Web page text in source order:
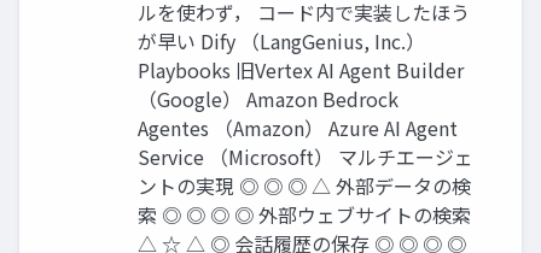
ルを使わず， コード内で実装したほう
が早い Dify （LangGenius, Inc.）
Playbooks 旧Vertex AI Agent Builder
（Google） Amazon Bedrock
Agentes （Amazon） Azure AI Agent
Service （Microsoft） マルチエージェ
ントの実現 ◎ ◎ ◎ △ 外部データの検
索 ◎ ◎ ◎ ◎ 外部ウェブサイトの検索
△ ☆ △ ◎ 会話履歴の保存 ◎ ◎ ◎ ◎